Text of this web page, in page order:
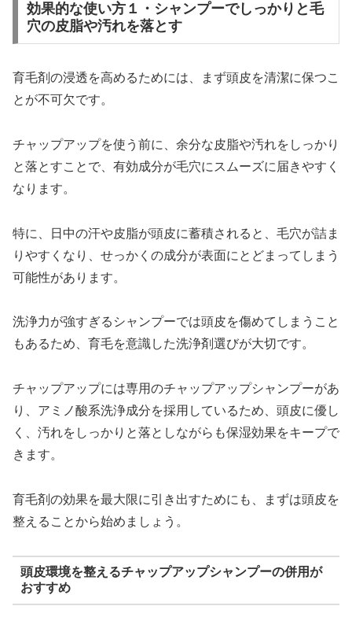
効果的な使い方１・シャンプーでしっかりと毛
穴の皮脂や汚れを落とす
育毛剤の浸透を高めるためには、まず頭皮を清潔に保つこ
とが不可欠です。
チャップアップを使う前に、余分な皮脂や汚れをしっかり
と落とすことで、有効成分が毛穴にスムーズに届きやすく
なります。
特に、日中の汗や皮脂が頭皮に蓄積されると、毛穴が詰ま
りやすくなり、せっかくの成分が表面にとどまってしまう
可能性があります。
洗浄力が強すぎるシャンプーでは頭皮を傷めてしまうこと
もあるため、育毛を意識した洗浄剤選びが大切です。
チャップアップには専用のチャップアップシャンプーがあ
り、アミノ酸系洗浄成分を採用しているため、頭皮に優し
く、汚れをしっかりと落としながらも保湿効果をキープで
きます。
育毛剤の効果を最大限に引き出すためにも、まずは頭皮を
整えることから始めましょう。
頭皮環境を整えるチャップアップシャンプーの併用が
おすすめ